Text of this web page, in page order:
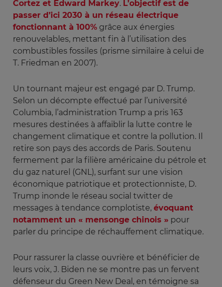
Cortez et Edward Markey. L’objectif est de
passer d’ici 2030 à un réseau électrique
fonctionnant à 100% grâce aux énergies
renouvelables, mettant fin à l’utilisation des
combustibles fossiles (prisme similaire à celui de
T. Friedman en 2007).
Un tournant majeur est engagé par D. Trump.
Selon un décompte effectué par l’université
Columbia, l’administration Trump a pris 163
mesures destinées à affaiblir la lutte contre le
changement climatique et contre la pollution. Il
retire son pays des accords de Paris. Soutenu
fermement par la filière américaine du pétrole et
du gaz naturel (GNL), surfant sur une vision
économique patriotique et protectionniste, D.
Trump inonde le réseau social twitter de
messages à tendance complotiste, évoquant
notamment un « mensonge chinois » pour
parler du principe de réchauffement climatique.
Pour rassurer la classe ouvrière et bénéficier de
leurs voix, J. Biden ne se montre pas un fervent
défenseur du Green New Deal, en témoigne sa